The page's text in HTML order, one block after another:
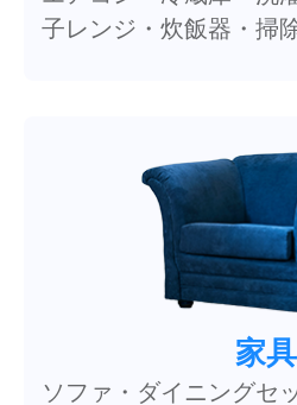
子レンジ・炊飯器・掃
家具
ソファ・ダイニングセ